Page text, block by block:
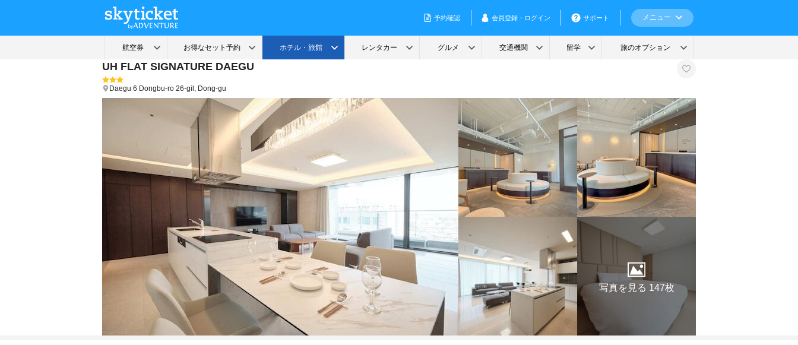
UH FLAT SIGNATURE DAEGU
Daegu 6 Dongbu-ro 26-gil, Dong-gu
写真を見る 147枚